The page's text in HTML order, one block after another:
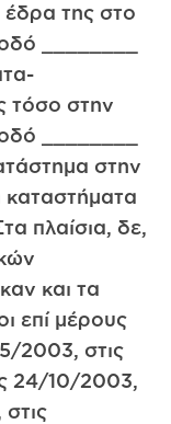
έδρα της στο
________
τόσο στην
________
στην
καταστήματα
πλαίσια, δε,
και τα
επί μέρους
2003, στις
24/10/2003,